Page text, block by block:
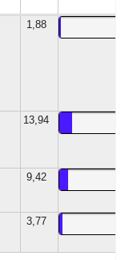
1,88
13,94
9,42
3,77